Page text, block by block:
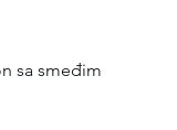
sa smeđim